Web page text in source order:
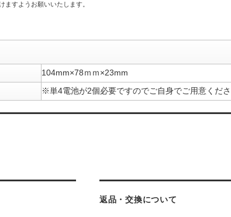
ますようお願いいたします。
104mm×78ｍｍ×23mm
※単4電池が2個必要ですのでご自身でご
返品・交換について